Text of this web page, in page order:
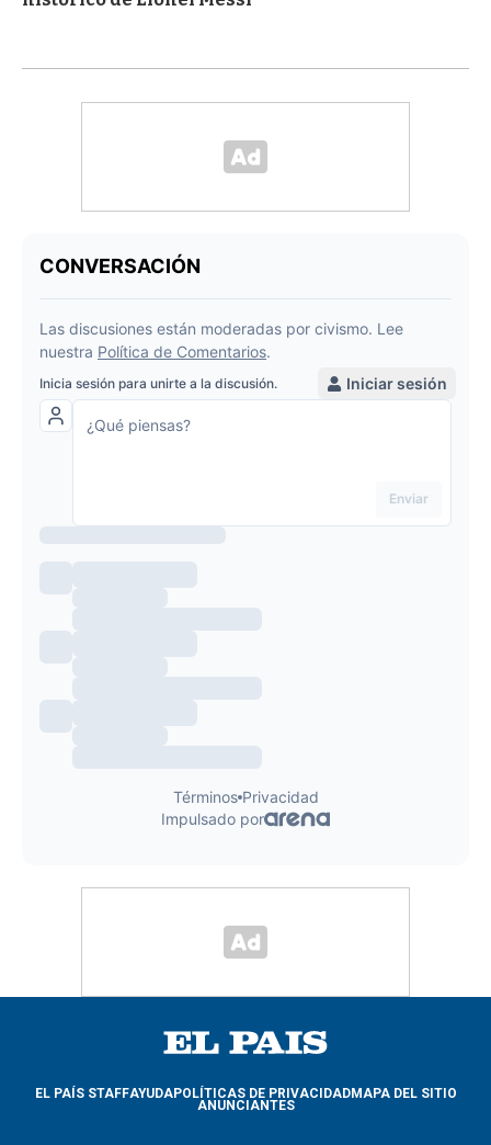
EL PAÍS STAFFAYUDAPOLÍTICAS DE PRIVACIDADMAPA DEL SITIO
ANUNCIANTES